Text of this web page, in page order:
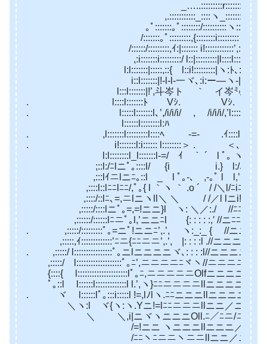
_…..:::::::::r:::::::::….
,.:::::::::::_::::ヽ_:::::::::::::::
｡ﾟ:::::::｡ﾟ::::::::/::::::::::ヽ
/:::::::｡ﾟ:::::::::,{::::::::i:::::::::ヽ
/::::::/:::::::::,ｲ:|::::::: i!::::::::::::’,:::::::’,:’,
,:i:::::::i:::::::::/
l:l:::::::|:::::,::{ l::i!:::::::::|ヽ:ﾄ､
i::l:::::::|!-l-l-一ヾ､:i:ー—ヽ-|::::::l:::.
l:::l:::::::|!’,斗岑ト ｀ イ岑㍉
. l::::l:::::::ﾄ Vｼ. Vｼ. ,}:::::
. l:::::l:::::::l､’,/i/i/i/ , /i/i/i/
l::::::l::::::::l:ﾊ
. ,l:::::::l:::::::::l::::ﾍ -=- .ｲ::::l:::::/
. i!:::::::l:i:::::: l::::::::＞ . ＜､::::::l:::/
l:l::::::::l_l:::::::l-=/ ｲ ｀ ´ l ﾟ｡ ヽl::/=—,.
;::l:/ﾆlニﾟ｡::::l/ {i i.} l:/､ニニl.ﾆ
,:::lｲニlニﾆ｡::l _ l ﾟ｡-､ ,-｡ﾟ l l,’＿ヽニl
,::::l::lﾆﾆlﾆﾆ/,ﾟ｡{ l ｀ヽ ｀ .o ´ / /＼l/ﾆiﾆlニ,’ﾆ
,::::/::lﾆ､=,ニlニヽll＼ ＼ / /／l lニi!ﾆ!=’ニ
,:::::/::::lニﾟ｡=,=!ニニ}l ヽ: ＼／:./ //ﾆﾆﾟ｡lｲﾆﾆ
,::::::/::::::lﾆニﾟ｡l,’ニニﾆl {: : : : :,′ //ニﾆﾆYニﾆ
. ,:::::/:::::::::ﾟ｡=ニﾟ!ニニﾆ’,.’, ヽ:_:_ { //ニニニlﾆﾆ/
,:::::,ｲ:::::::::::::’ﾆニ{ﾆﾆニニ’,.’, |: : : :l .//ニニニﾆ!ニ,ﾟ｡
. ,:::::/ l::::::::::::::::ﾟ｡ニlニニニニヾ､: : : :l//ニニニニlﾆ,{
,:::::/ l:::::::::::::::::::ﾟ｡ﾆ’,ニニニニﾆヾヽ//ニニニニ.人/
{::::{ l:::::::::::::::::::::lﾟ｡ﾆ,ニニニニニOlfニニニニニ!./
ﾟ｡::l l::::::l:::::::::::::l l.’,ヽ}ﾆﾆニニニニllニニニニニl/
. ヾ l::::::lﾟ｡:::i:::::l !=,lﾉlヽ.ﾆﾆニニニllニニニニ
＼ヽ:l ヾ{ヽ:ヽ.Yニ!=lﾆﾆニニニllニニ／ニ,’ニ!ﾆ
＼ ＼,i|ニヾヽニニニOll.ﾆ／ﾆニ/ニlニ
/=!ニニ ヽニニニllニニニ／ﾆﾆ∨
/ﾆﾆヽﾆニニヽニニllニニ／ニニニ